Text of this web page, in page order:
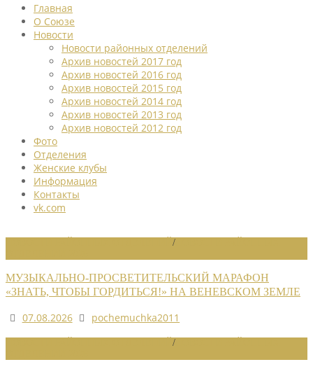
Главная
О Союзе
Новости
Новости районных отделений
Архив новостей 2017 год
Архив новостей 2016 год
Архив новостей 2015 год
Архив новостей 2014 год
Архив новостей 2013 год
Архив новостей 2012 год
Фото
Отделения
Женские клубы
Информация
Контакты
vk.com
/
МУЗЫКАЛЬНО-ПРОСВЕТИТЕЛЬСКИЙ МАРАФОН
«ЗНАТЬ, ЧТОБЫ ГОРДИТЬСЯ!» НА ВЕНЕВСКОМ ЗЕМЛЕ
07.08.2026
pochemuchka2011
/